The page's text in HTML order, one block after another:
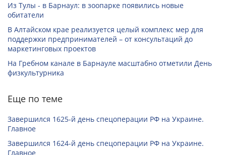
Из Тулы - в Барнаул: в зоопарке появились новые
обитатели
В Алтайском крае реализуется целый комплекс мер для
поддержки предпринимателей – от консультаций до
маркетинговых проектов
На Гребном канале в Барнауле масштабно отметили День
физкультурника
Еще по теме
Завершился 1625-й день спецоперации РФ на Украине.
Главное
Завершился 1624-й день спецоперации РФ на Украине.
Главное